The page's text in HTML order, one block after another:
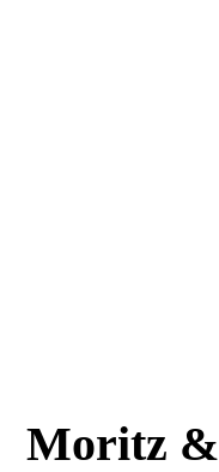
Moritz &